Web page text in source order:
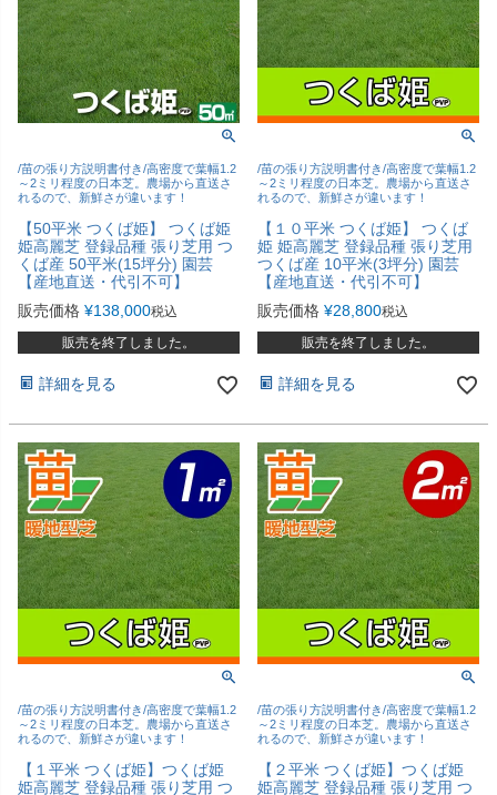
/苗の張り方説明書付き/高密度で葉幅1.2
～2ミリ程度の日本芝。農場から直送さ
れるので、新鮮さが違います！
【50平米 つくば姫】 つくば姫
姫高麗芝 登録品種 張り芝用 つ
くば産 50平米(15坪分) 園芸
【産地直送・代引不可】
販売価格 ¥138,000税込
販売を終了しました。
詳細を見る
/苗の張り方説明書付き/高密度で葉幅1.2
～2ミリ程度の日本芝。農場から直送さ
れるので、新鮮さが違います！
【１０平米 つくば姫】 つくば
姫 姫高麗芝 登録品種 張り芝用
つくば産 10平米(3坪分) 園芸
【産地直送・代引不可】
販売価格 ¥28,800税込
販売を終了しました。
詳細を見る
/苗の張り方説明書付き/高密度で葉幅1.2
～2ミリ程度の日本芝。農場から直送さ
れるので、新鮮さが違います！
【１平米 つくば姫】つくば姫
姫高麗芝 登録品種 張り芝用 つ
/苗の張り方説明書付き/高密度で葉幅1.2
～2ミリ程度の日本芝。農場から直送さ
れるので、新鮮さが違います！
【２平米 つくば姫】つくば姫
姫高麗芝 登録品種 張り芝用 つ